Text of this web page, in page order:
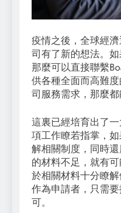
疫情之後，全球經
司有了新的想法。
那麼可以直接聯繫
供各種全面而高難
司服務需求，那麼都
這裏已經培育出了
項工作瞭若指掌，
解相關制度，同時
的材料不足，就有
於相關材料十分瞭
作為申請者，只需
可。